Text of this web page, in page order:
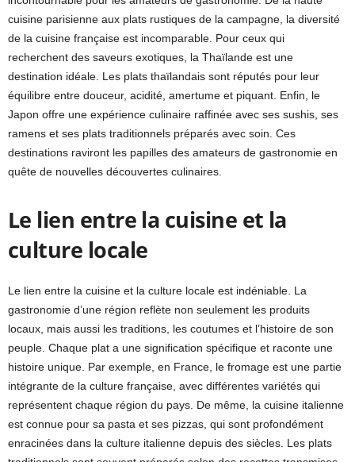
cuisine parisienne aux plats rustiques de la campagne, la diversité
de la cuisine française est incomparable. Pour ceux qui
recherchent des saveurs exotiques, la Thaïlande est une
destination idéale. Les plats thaïlandais sont réputés pour leur
équilibre entre douceur, acidité, amertume et piquant. Enfin, le
Japon offre une expérience culinaire raffinée avec ses sushis, ses
ramens et ses plats traditionnels préparés avec soin. Ces
destinations raviront les papilles des amateurs de gastronomie en
quête de nouvelles découvertes culinaires.
Le lien entre la cuisine et la
culture locale
Le lien entre la cuisine et la culture locale est indéniable. La
gastronomie d’une région reflète non seulement les produits
locaux, mais aussi les traditions, les coutumes et l’histoire de son
peuple. Chaque plat a une signification spécifique et raconte une
histoire unique. Par exemple, en France, le fromage est une partie
intégrante de la culture française, avec différentes variétés qui
représentent chaque région du pays. De même, la cuisine italienne
est connue pour sa pasta et ses pizzas, qui sont profondément
enracinées dans la culture italienne depuis des siècles. Les plats